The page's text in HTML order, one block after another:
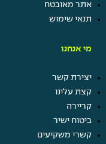
אתר מאובטח
תנאי שימוש
מי אנחנו
יצירת קשר
קצת עלינו
קריירה
ביטוח ישיר
קשרי משקיעים